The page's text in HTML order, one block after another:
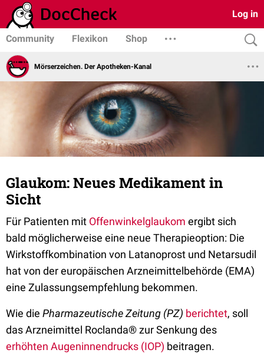
Log in
Community Flexikon Shop
Mörserzeichen. Der Apotheken-Kanal
Glaukom: Neues Medikament in
Sicht
Für Patienten mit Offenwinkelglaukom ergibt sich
bald möglicherweise eine neue Therapieoption: Die
Wirkstoffkombination von Latanoprost und Netarsudil
hat von der europäischen Arzneimittelbehörde (EMA)
eine Zulassungsempfehlung bekommen.
Wie die Pharmazeutische Zeitung (PZ) berichtet, soll
das Arzneimittel Roclanda® zur Senkung des
erhöhten Augeninnendrucks (IOP) beitragen.